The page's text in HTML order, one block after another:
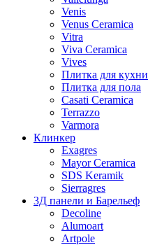
Venis
Venus Ceramica
Vitra
Viva Ceramica
Vives
Плитка для кухни
Плитка для пола
Casati Ceramica
Terrazzo
Varmora
Клинкер
Exagres
Mayor Ceramica
SDS Keramik
Sierragres
3Д панели и Барельеф
Decoline
Alumoart
Artpole